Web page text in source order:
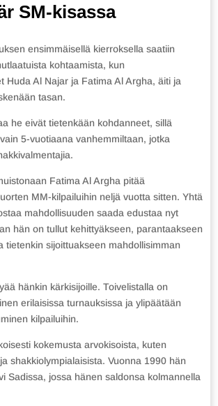
SM-kisassa
ensimmäisellä kierroksella saatiin
kohtaamista, kun
Huda Al Najar ja Fatima Al Argha, äiti ja
tasan.
he eivät tietenkään kohdanneet, sillä
5-vuotiaana vanhemmiltaan, jotka
Fatima Al Argha pitää
MM-kilpailuihin neljä vuotta sitten. Yhtä
mahdollisuuden saada edustaa nyt
hän on tullut kehittyäkseen, parantaakseen
tietenkin sijoittuakseen mahdollisimman
hänkin kärkisijoille. Toivelistalla on
erilaisissa turnauksissa ja ylipäätään
kilpailuihin.
kokemusta arvokisoista, kuten
shakkiolympialaisista. Vuonna 1990 hän
Sadissa, jossa hänen saldonsa kolmannella